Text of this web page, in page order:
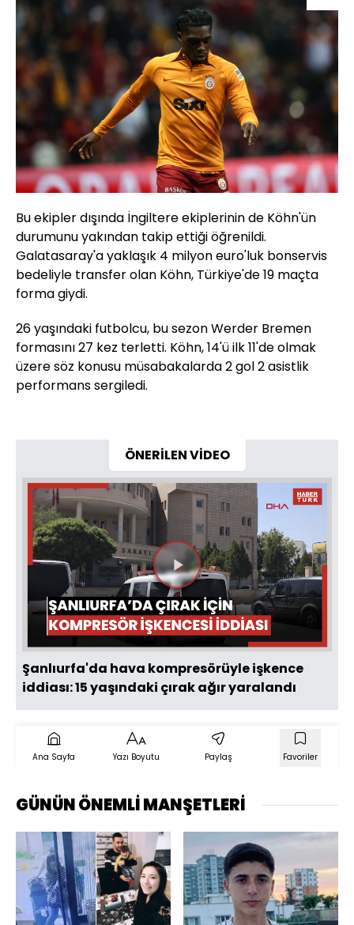
Bu ekipler dışında İngiltere ekiplerinin de Köhn'ün
durumunu yakından takip ettiği öğrenildi.
Galatasaray'a yaklaşık 4 milyon euro'luk bonservis
bedeliyle transfer olan Köhn, Türkiye'de 19 maçta
forma giydi.
26 yaşındaki futbolcu, bu sezon Werder Bremen
formasını 27 kez terletti. Köhn, 14'ü ilk 11'de olmak
üzere söz konusu müsabakalarda 2 gol 2 asistlik
performans sergiledi.
ÖNERİLEN VİDEO
Videoyu
Oynat
Şanlıurfa'da hava kompresörüyle işkence
iddiası: 15 yaşındaki çırak ağır yaralandı
Ana Sayfa Yazı Boyutu Paylaş Favoriler
GÜNÜN ÖNEMLİ MANŞETLERİ